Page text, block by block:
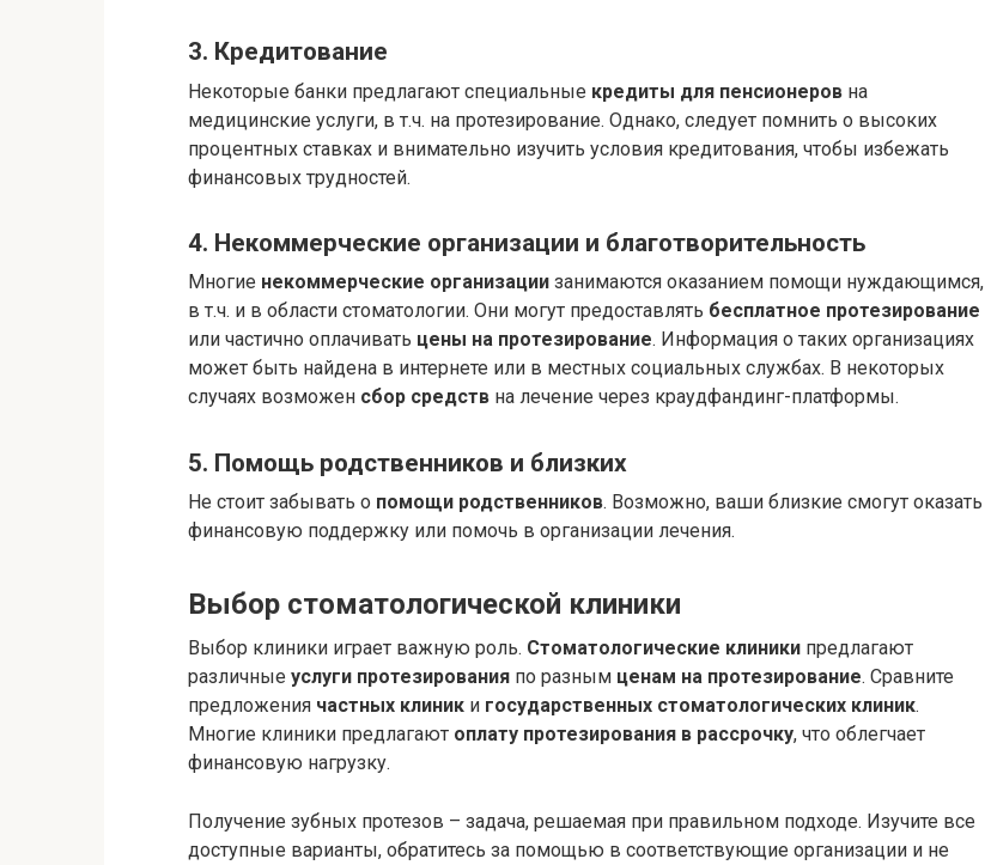
3. Кредитование
Некоторые банки предлагают специальные кредиты для пенсионеров на
медицинские услуги, в т.ч. на протезирование. Однако, следует помнить о высоких
процентных ставках и внимательно изучить условия кредитования, чтобы избежать
финансовых трудностей.
4. Некоммерческие организации и благотворительность
Многие некоммерческие организации занимаются оказанием помощи нуждающимся,
в т.ч. и в области стоматологии. Они могут предоставлять бесплатное протезирование
или частично оплачивать цены на протезирование. Информация о таких организациях
может быть найдена в интернете или в местных социальных службах. В некоторых
случаях возможен сбор средств на лечение через краудфандинг-платформы.
5. Помощь родственников и близких
Не стоит забывать о помощи родственников. Возможно, ваши близкие смогут оказать
финансовую поддержку или помочь в организации лечения.
Выбор стоматологической клиники
Выбор клиники играет важную роль. Стоматологические клиники предлагают
различные услуги протезирования по разным ценам на протезирование. Сравните
предложения частных клиник и государственных стоматологических клиник.
Многие клиники предлагают оплату протезирования в рассрочку, что облегчает
финансовую нагрузку.
Получение зубных протезов – задача, решаемая при правильном подходе. Изучите все
доступные варианты, обратитесь за помощью в соответствующие организации и не